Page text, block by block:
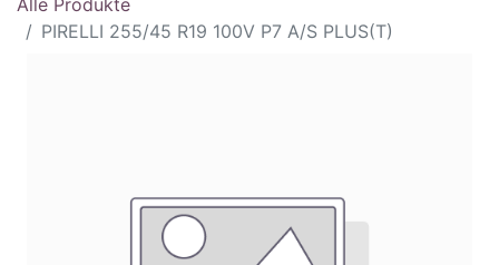
Alle Produkte
PIRELLI 255/45 R19 100V P7 A/S PLUS(T)